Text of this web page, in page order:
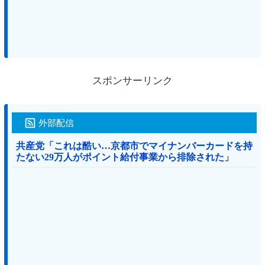
スポンサーリンク
外部配信
共産党「これは酷い…京都市でマイナンバーカードを持
たない29万人がポイント給付事業から排除された」